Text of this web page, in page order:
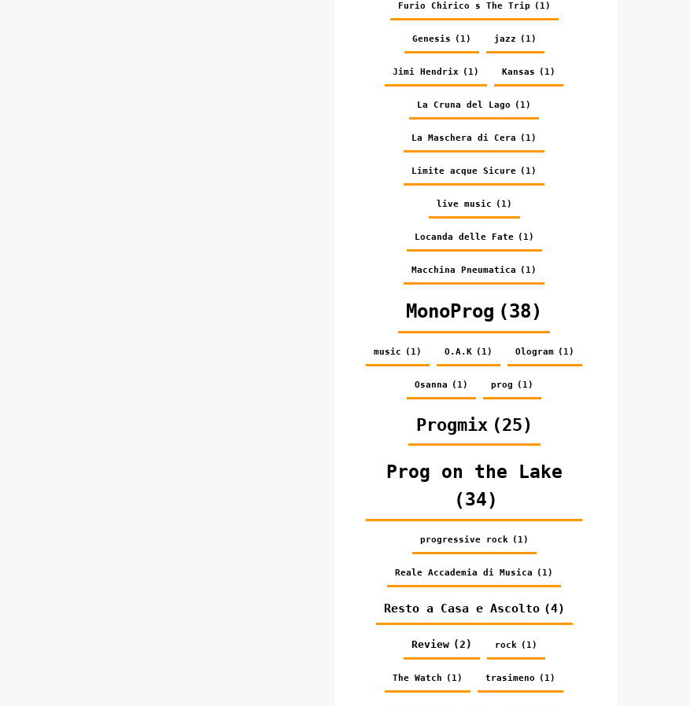
Furio Chirico s The Trip (1)
Genesis (1) jazz (1)
Jimi Hendrix (1) Kansas (1)
La Cruna del Lago (1)
La Maschera di Cera (1)
Limite acque Sicure (1)
live music (1)
Locanda delle Fate (1)
Macchina Pneumatica (1)
MonoProg (38)
music (1) O.A.K (1) Ologram (1)
Osanna (1) prog (1)
Progmix (25)
Prog on the Lake
(34)
progressive rock (1)
Reale Accademia di Musica (1)
Resto a Casa e Ascolto (4)
Review (2) rock (1)
The Watch (1) trasimeno (1)